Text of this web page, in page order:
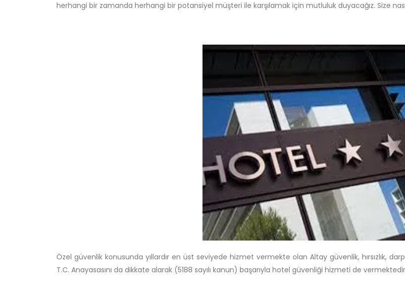
herhangi bir zamanda herhangi bir potansiyel müşteri ile karşılamak için mutluluk duyacağız. Size
Özel güvenlik konusunda yıllardır en üst seviyede hizmet vermekte olan Altay güvenlik, hırsızlık,
T.C. Anayasasını da dikkate alarak (5188 sayılı kanun) başarıyla hotel güvenliği hizmeti de